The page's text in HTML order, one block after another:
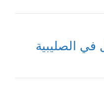
الصليبية